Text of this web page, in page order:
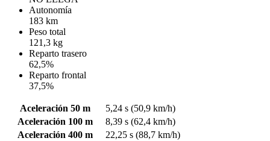
Autonomía
183 km
Peso total
121,3 kg
Reparto trasero
62,5%
Reparto frontal
37,5%
Aceleración 50 m
5,24 s (50,9 km/h)
Aceleración 100 m
8,39 s (62,4 km/h)
Aceleración 400 m
22,25 s (88,7 km/h)